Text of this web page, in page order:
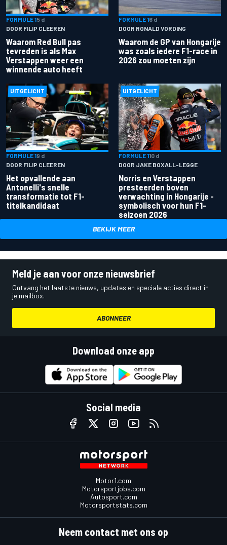
FORMULE 15 d
DOOR FILIP CLEEREN
Waarom Red Bull pas
tevreden is als Max
Verstappen weer een
winnende auto heeft
FORMULE 16 d
DOOR RONALD VORDING
Waarom de GP van Hongarije
was zoals iedere F1-race in
2026 zou moeten zijn
UITGELICHT
FORMULE 19 d
DOOR FILIP CLEEREN
Het opvallende aan
Antonelli's snelle
transformatie tot F1-
titelkandidaat
UITGELICHT
FORMULE 110 d
DOOR JAKE BOXALL-LEGGE
Norris en Verstappen
presteerden boven
verwachting in Hongarije -
symbolisch voor hun F1-
seizoen 2026
BEKIJK MEER
Meld je aan voor onze nieuwsbrief
Ontvang het laatste nieuws, updates en speciale acties direct in
je mailbox.
ABONNEER
Download onze app
Social media
Motor1.com
Motorsportjobs.com
Autosport.com
Motorsportstats.com
Neem contact met ons op